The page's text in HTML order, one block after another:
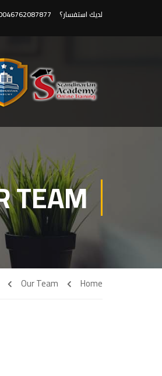
لديك استفسار؟
TEAM
Home
Our Team